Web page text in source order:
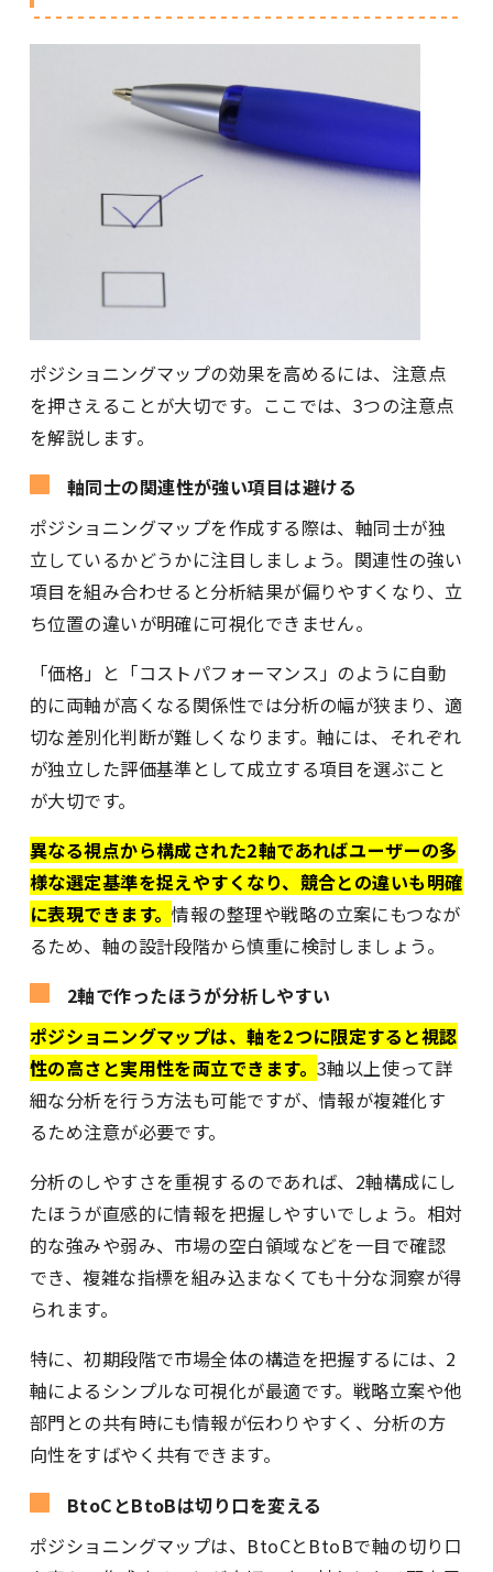
ポジショニングマップの効果を高めるには、注意点
を押さえることが大切です。ここでは、3つの注意点
を解説します。
軸同士の関連性が強い項目は避ける
ポジショニングマップを作成する際は、軸同士が独
立しているかどうかに注目しましょう。関連性の強い
項目を組み合わせると分析結果が偏りやすくなり、立
ち位置の違いが明確に可視化できません。
「価格」と「コストパフォーマンス」のように自動
的に両軸が高くなる関係性では分析の幅が狭まり、適
切な差別化判断が難しくなります。軸には、それぞれ
が独立した評価基準として成立する項目を選ぶこと
が大切です。
異なる視点から構成された2軸であればユーザーの多
様な選定基準を捉えやすくなり、競合との違いも明確
に表現できます。情報の整理や戦略の立案にもつなが
るため、軸の設計段階から慎重に検討しましょう。
2軸で作ったほうが分析しやすい
ポジショニングマップは、軸を2つに限定すると視認
性の高さと実用性を両立できます。3軸以上使って詳
細な分析を行う方法も可能ですが、情報が複雑化す
るため注意が必要です。
分析のしやすさを重視するのであれば、2軸構成にし
たほうが直感的に情報を把握しやすいでしょう。相対
的な強みや弱み、市場の空白領域などを一目で確認
でき、複雑な指標を組み込まなくても十分な洞察が得
られます。
特に、初期段階で市場全体の構造を把握するには、2
軸によるシンプルな可視化が最適です。戦略立案や他
部門との共有時にも情報が伝わりやすく、分析の方
向性をすばやく共有できます。
BtoCとBtoBは切り口を変える
ポジショニングマップは、BtoCとBtoBで軸の切り口